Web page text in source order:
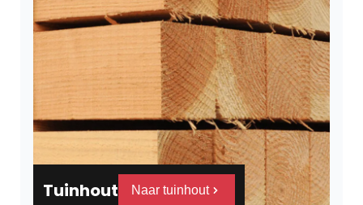
Tuinhout Naar tuinhout